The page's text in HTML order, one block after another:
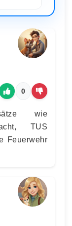
0
wie
TUS
Feuerwehr